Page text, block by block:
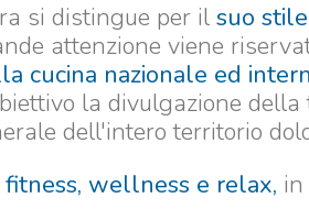
si distingue per ilsuo
attenzione viene
cucina nazionale ed
la divulgazione
dell'intero territorio
wellness e relax,